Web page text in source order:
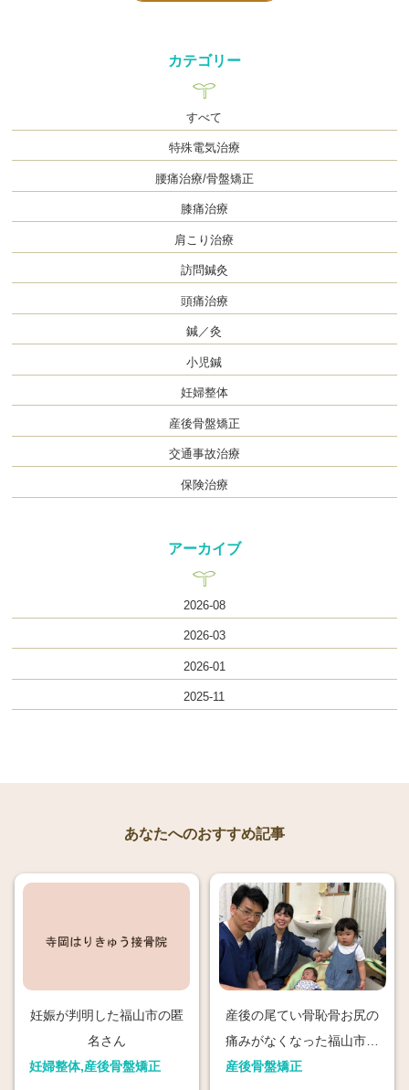
カテゴリー
すべて
特殊電気治療
腰痛治療/骨盤矯正
膝痛治療
肩こり治療
訪問鍼灸
頭痛治療
鍼／灸
小児鍼
妊婦整体
産後骨盤矯正
交通事故治療
保険治療
アーカイブ
2026-08
2026-03
2026-01
2025-11
あなたへのおすすめ記事
妊娠が判明した福山市の匿
名さん
妊婦整体,産後骨盤矯正
産後の尾てい骨恥骨お尻の
痛みがなくなった福山市み
っちゃん
産後骨盤矯正